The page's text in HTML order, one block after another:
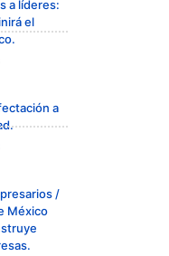
a líderes:
el
a
/
México